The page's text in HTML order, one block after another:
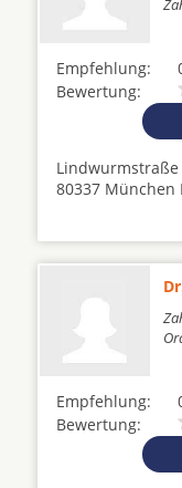
Empfehlung:
Bewertung:
Lindwurmstraße
80337
Empfehlung:
Bewertung: